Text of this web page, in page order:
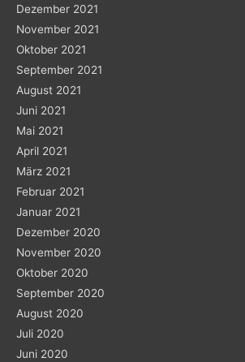
Dezember 2021
November 2021
Oktober 2021
September 2021
August 2021
Juni 2021
Mai 2021
April 2021
März 2021
Februar 2021
Januar 2021
Dezember 2020
November 2020
Oktober 2020
September 2020
August 2020
Juli 2020
Juni 2020